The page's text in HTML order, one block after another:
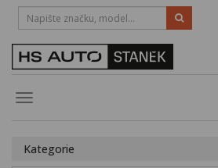
Toggle
HOTLINE:
STRAKONICE-383 335 366
Kategorie